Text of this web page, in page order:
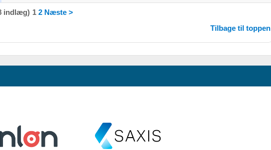
indlæg) 1 2 Næste >
Tilbage til toppen